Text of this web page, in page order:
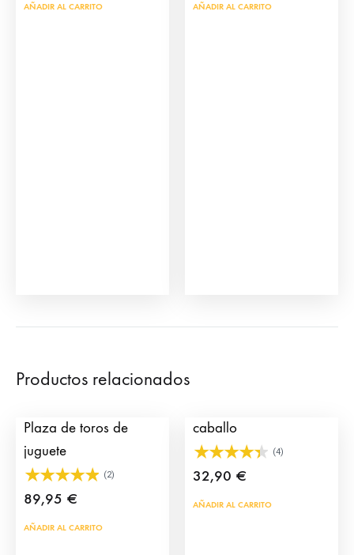
AÑADIR AL CARRITO AÑADIR AL CARRITO
Productos relacionados
Plaza de toros de
juguete
(2)
89,95 €
AÑADIR AL CARRITO
caballo
(4)
32,90 €
AÑADIR AL CARRITO